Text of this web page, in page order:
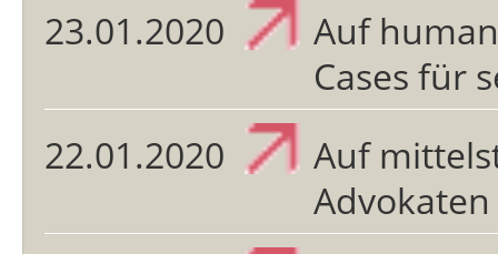
23.01.2020
Auf
Cases für
22.01.2020
Auf